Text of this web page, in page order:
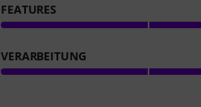
FEATURES
VERARBEITUNG